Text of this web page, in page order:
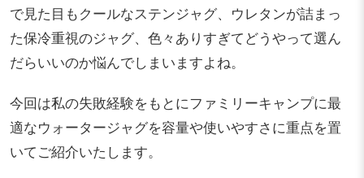
で見た目もクールなステンジャグ、ウレタンが詰まっ
た保冷重視のジャグ、色々ありすぎてどうやって選ん
だらいいのか悩んでしまいますよね。
今回は私の失敗経験をもとにファミリーキャンプに最
適なウォータージャグを容量や使いやすさに重点を置
いてご紹介いたします。